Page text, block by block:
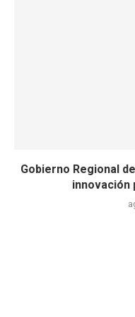
Gobierno Regional
innovación